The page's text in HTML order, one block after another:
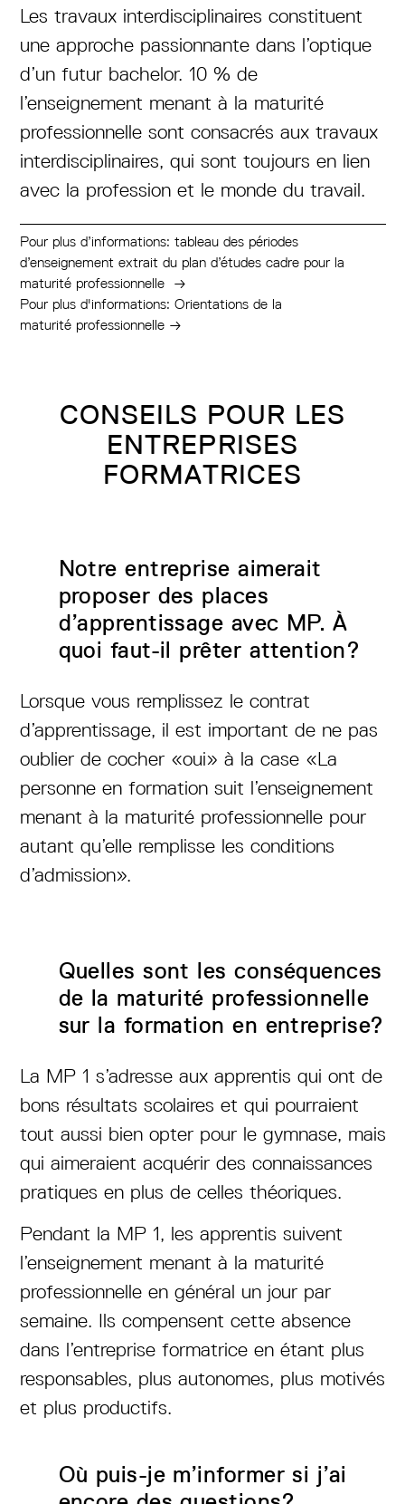
Les travaux interdisciplinaires constituent
une approche passionnante dans l’optique
d’un futur bachelor. 10 % de
l’enseignement menant à la maturité
professionnelle sont consacrés aux travaux
interdisciplinaires, qui sont toujours en lien
avec la profession et le monde du travail.
Pour plus d’informations: tableau des périodes
d’enseignement extrait du plan d’études cadre pour la
maturité professionnelle →
Pour plus d'informations: Orientations de la
maturité professionnelle →
CONSEILS POUR LES
ENTREPRISES
FORMATRICES
Notre entreprise aimerait
proposer des places
d’apprentissage avec MP. À
quoi faut-il prêter attention?
Lorsque vous remplissez le contrat
d’apprentissage, il est important de ne pas
oublier de cocher «oui» à la case «La
personne en formation suit l’enseignement
menant à la maturité professionnelle pour
autant qu’elle remplisse les conditions
d’admission».
Quelles sont les conséquences
de la maturité professionnelle
sur la formation en entreprise?
La MP 1 s’adresse aux apprentis qui ont de
bons résultats scolaires et qui pourraient
tout aussi bien opter pour le gymnase, mais
qui aimeraient acquérir des connaissances
pratiques en plus de celles théoriques.
Pendant la MP 1, les apprentis suivent
l’enseignement menant à la maturité
professionnelle en général un jour par
semaine. Ils compensent cette absence
dans l’entreprise formatrice en étant plus
responsables, plus autonomes, plus motivés
et plus productifs.
Où puis-je m’informer si j’ai